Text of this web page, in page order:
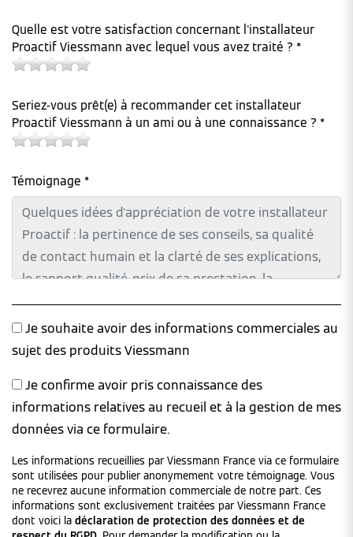
Quelle est votre satisfaction concernant l'installateur
Proactif Viessmann avec lequel vous avez traité ? *
Seriez-vous prêt(e) à recommander cet installateur
Proactif Viessmann à un ami ou à une connaissance ? *
Témoignage *
Je souhaite avoir des informations commerciales au
sujet des produits Viessmann
Je confirme avoir pris connaissance des
informations relatives au recueil et à la gestion de mes
données via ce formulaire.
Les informations recueillies par Viessmann France via ce formulaire
sont utilisées pour publier anonymement votre témoignage. Vous
ne recevrez aucune information commerciale de notre part. Ces
informations sont exclusivement traitées par Viessmann France
dont voici la déclaration de protection des données et de